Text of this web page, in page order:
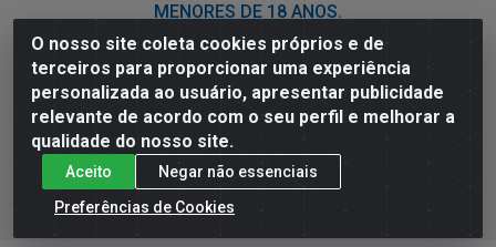
O nosso site coleta cookies próprios e de
terceiros para proporcionar uma experiência
personalizada ao usuário, apresentar publicidade
relevante de acordo com o seu perfil e melhorar a
qualidade do nosso site.
Aceito
Negar não essenciais
Preferências de Cookies
MENORES DE 18 ANOS.
Nordil Distribuidora - Avenida Liberdade, 2738, Bloco F - Sesi -
Bayeux/PB - CEP 58.111-400 - CNPJ 03.775.813/0001-41